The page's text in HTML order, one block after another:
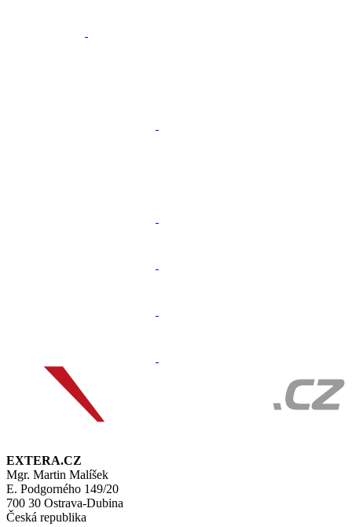
EXTERA.CZ
Mgr. Martin Malíšek
E. Podgorného 149/20
700 30 Ostrava-Dubina
Česká republika